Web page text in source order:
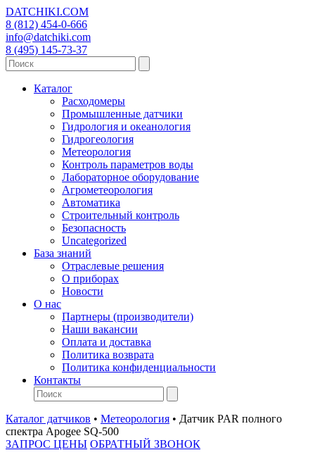
DATCHIKI.COM
8 (812) 454-0-666
info@datchiki.com
8 (495) 145-73-37
Каталог
Расходомеры
Промышленные датчики
Гидрология и океанология
Гидрогеология
Метеорология
Контроль параметров воды
Лабораторное оборудование
Агрометеорология
Автоматика
Строительный контроль
Безопасность
Uncategorized
База знаний
Отраслевые решения
О приборах
Новости
О нас
Партнеры (производители)
Наши вакансии
Оплата и доставка
Политика возврата
Политика конфиденциальности
Контакты
Каталог датчиков • Метеорология • Датчик PAR полного
спектра Apogee SQ-500
ЗАПРОС ЦЕНЫ ОБРАТНЫЙ ЗВОНОК